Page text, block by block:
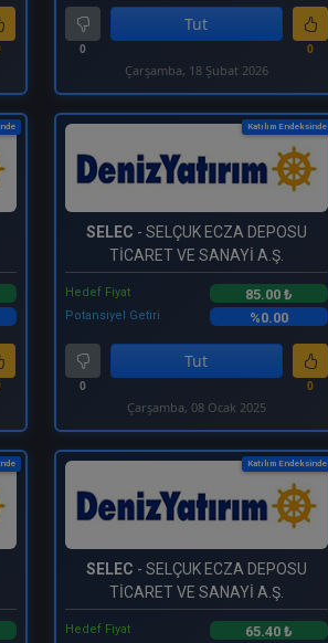
0
Tut
0
Çarşamba, 18 Şubat 2026
Katılım Endeksinde
SELEC - SELÇUK ECZA DEPOSU
TİCARET VE SANAYİ A.Ş.
Hedef Fiyat 85.00 ₺
Potansiyel Getiri %0.00
0
Tut
0
Çarşamba, 08 Ocak 2025
Katılım Endeksinde
SELEC - SELÇUK ECZA DEPOSU
TİCARET VE SANAYİ A.Ş.
Hedef Fiyat 65.40 ₺